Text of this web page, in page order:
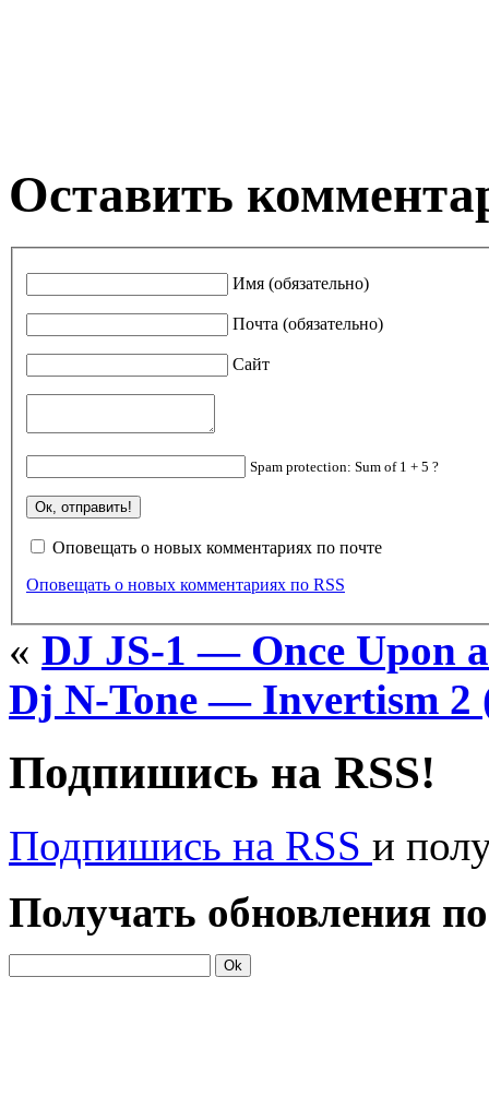
Оставить
Имя (обязательно)
Почта (обязательно)
Сайт
Spam protection: Sum of 1 + 5 ?
Оповещать о новых комментариях по почте
Оповещать о новых комментариях по RSS
« DJ JS-1 — Once Upon
Dj N-Tone — Invertism 2
Подпишись на RSS!
Подпишись на RSS и
Получать обновления